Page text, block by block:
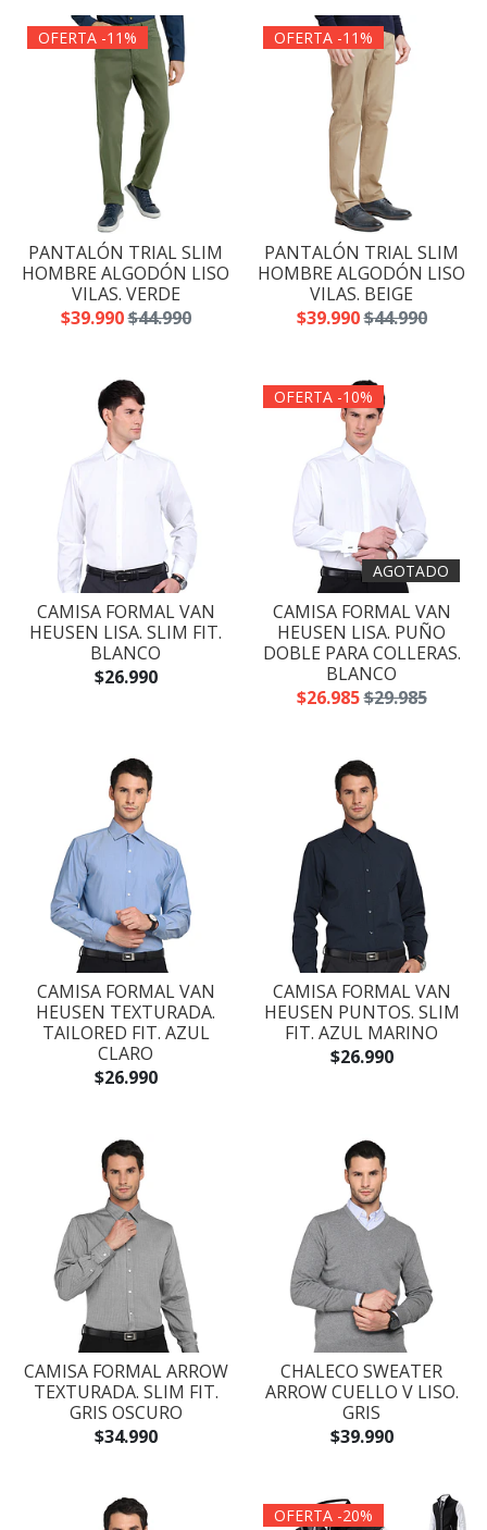
OFERTA -11%
PANTALÓN TRIAL SLIM
HOMBRE ALGODÓN LISO
VILAS. VERDE
$39.990$44.990
OFERTA -11%
PANTALÓN TRIAL SLIM
HOMBRE ALGODÓN LISO
VILAS. BEIGE
$39.990$44.990
CAMISA FORMAL VAN
HEUSEN LISA. SLIM FIT.
BLANCO
$26.990
OFERTA -10%
AGOTADO
CAMISA FORMAL VAN
HEUSEN LISA. PUÑO
DOBLE PARA COLLERAS.
BLANCO
$26.985$29.985
CAMISA FORMAL VAN
HEUSEN TEXTURADA.
TAILORED FIT. AZUL
CLARO
$26.990
CAMISA FORMAL VAN
HEUSEN PUNTOS. SLIM
FIT. AZUL MARINO
$26.990
CAMISA FORMAL ARROW
TEXTURADA. SLIM FIT.
GRIS OSCURO
$34.990
CHALECO SWEATER
ARROW CUELLO V LISO.
GRIS
$39.990
OFERTA -20%